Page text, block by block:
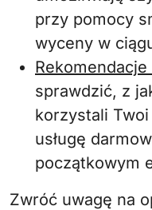
przy pomocy
wyceny w
sprawdzić, z
korzystali
usługę
początkowym
Zwróć uwagę na